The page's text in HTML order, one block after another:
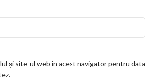
și site-ul web în acest navigator pentru data